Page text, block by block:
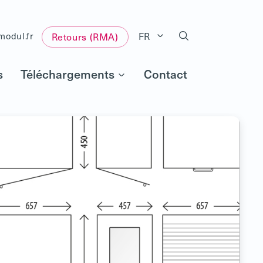
Retours (RMA) FR
Téléchargements Contact